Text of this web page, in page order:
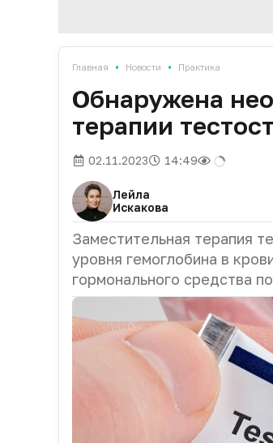
Главная • Новости • Практика
Обнаружена
терапии
02.11.2023 14:49
Лейла
Искакова
Заместительная терапия
уровня гемоглобина в
гормонального средства